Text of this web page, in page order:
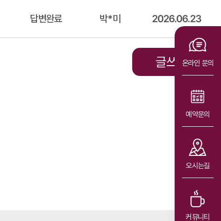
답변완료 박*미 2026.06.23
글쓰기온라인 문의
예약문의
오시는길
커뮤니티